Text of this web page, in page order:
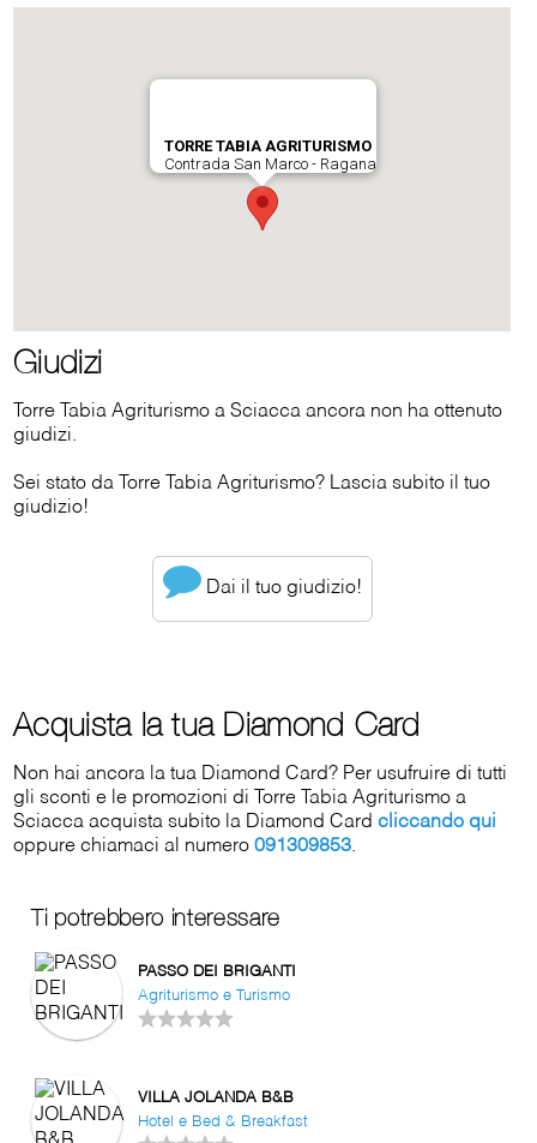
Giudizi
Torre Tabia Agriturismo a Sciacca ancora non ha ottenuto
giudizi.
Sei stato da Torre Tabia Agriturismo? Lascia subito il tuo
giudizio!
Dai il tuo giudizio!
Acquista la tua Diamond Card
Non hai ancora la tua Diamond Card? Per usufruire di tutti
gli sconti e le promozioni di Torre Tabia Agriturismo a
Sciacca acquista subito la Diamond Cardcliccando qui
oppure chiamaci al numero091309853.
Ti potrebbero interessare
PASSO DEI BRIGANTI
Agriturismo e Turismo
VILLA JOLANDA B&B
Hotel e Bed & Breakfast